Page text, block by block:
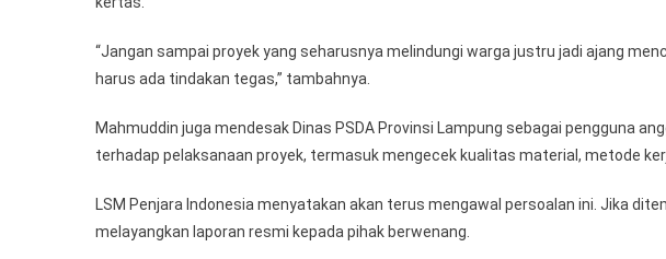
“Jangan sampai proyek yang seharusnya melindungi warga justru jadi ajang
harus ada tindakan tegas,” tambahnya.
Mahmuddin juga mendesak Dinas PSDA Provinsi Lampung sebagai pengguna
terhadap pelaksanaan proyek, termasuk mengecek kualitas material, metode
LSM Penjara Indonesia menyatakan akan terus mengawal persoalan ini. Jika
melayangkan laporan resmi kepada pihak berwenang.